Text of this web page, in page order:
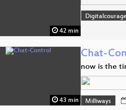
42 min
43 min
Chat-
now is the
Milliways